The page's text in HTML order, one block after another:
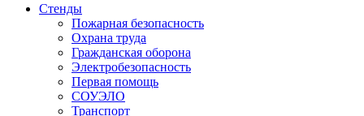
Стенды
Пожарная безопасность
Охрана труда
Гражданская оборона
Электробезопасность
Первая помощь
СОУЭЛО
Транспорт